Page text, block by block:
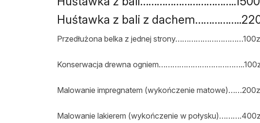
Huśtawka z bali z
Przedłużona belka z jednej
Konserwacja drewna
Malowanie impregnatem (wykończenie
Malowanie lakierem (wykończenie w